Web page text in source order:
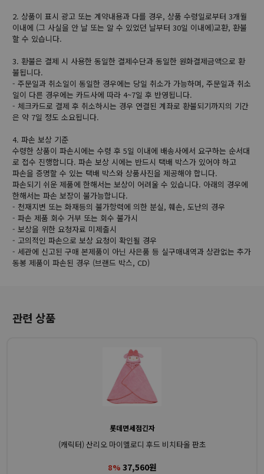
2. 상품이 표시 광고 또는 계약내용과 다를 경우, 상품 수령일로부터 3개월
이내에 (그 사실을 안 날 또는 알 수 있었던 날부터 30일 이내에)교환, 환불
할 수 있습니다.
3. 환불은 결제 시 사용한 동일한 결제수단과 동일한 원화결제금액으로 환
불됩니다.
- 주문일과 취소일이 동일한 경우에는 당일 취소가 가능하며, 주문일과 취소
일이 다른 경우에는 카드사에 따라 4~7일 후 반영됩니다.
- 체크카드로 결제 후 취소하시는 경우 연결된 계좌로 환불되기까지의 기간
은 약 7일 정도 소요됩니다.
4. 파손 보상 기준
수령한 상품이 파손시에는 수령 후 5일 이내에 배송사에서 요구하는 순서대
로 접수 진행합니다. 파손 보상 시에는 반드시 택배 박스가 있어야 하고
파손을 증명할 수 있는 택배 박스와 상품사진을 제공해야 합니다.
파손되기 쉬운 제품에 한해서는 보상이 어려울 수 있습니다. 아래의 경우에
한해서는 파손 보장이 불가능합니다.
- 천재지변 또는 화재등의 불가항력에 의한 분실, 훼손, 도난의 경우
- 파손 제품 회수 거부 또는 회수 불가시
- 보상을 위한 요청자료 미제출시
- 고의적인 파손으로 보상 요청이 확인될 경우
- 세관에 신고된 구매 본제품이 아닌 사은품 등 실구매내역과 상관없는 추가
동봉 제품이 파손된 경우 (브랜드 박스, CD)
관련 상품
롯데면세점긴자
(캐릭터) 산리오 마이멜로디 후드 비치타올 판초
8% 37,560원